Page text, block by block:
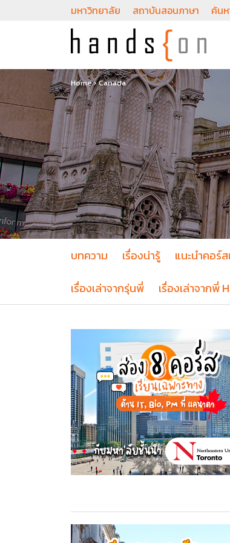
มหาวิทยาลัย สถาบันสอนภาษา ค้น
Home›Canada
บทความ เรื่องน่ารู้ แนะนำคอร์ส
เรื่องเล่าจากรุ่นพี่
เรื่องเล่าจากพี่